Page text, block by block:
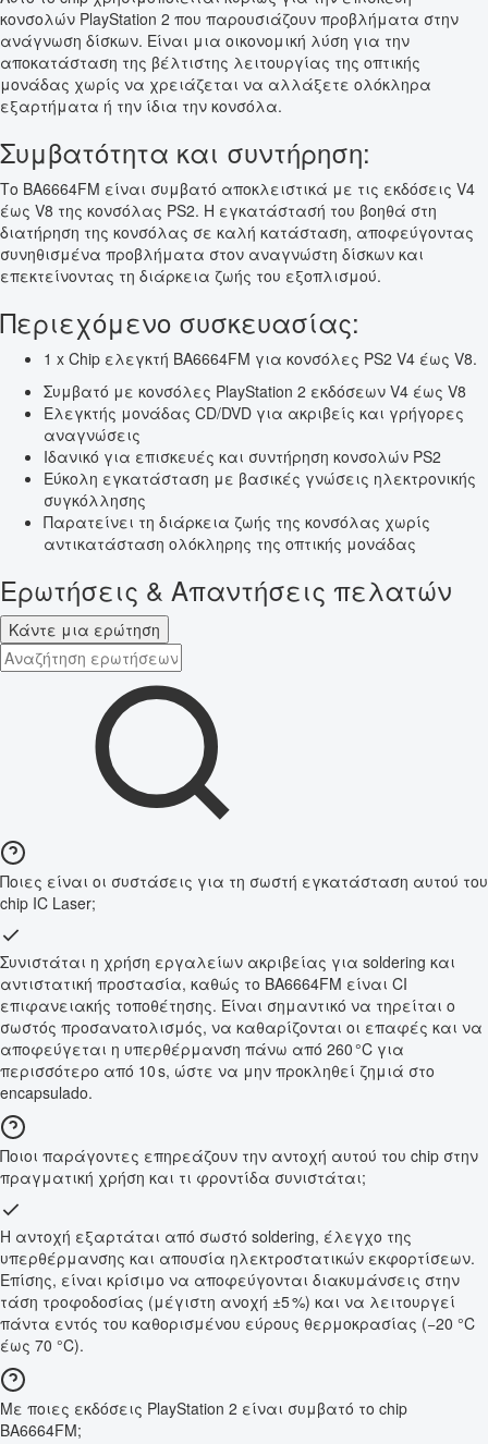
κονσολών PlayStation 2 που παρουσιάζουν προβλήματα στην
ανάγνωση δίσκων. Είναι μια οικονομική λύση για την
αποκατάσταση της βέλτιστης λειτουργίας της οπτικής
μονάδας χωρίς να χρειάζεται να αλλάξετε ολόκληρα
εξαρτήματα ή την ίδια την κονσόλα.
Συμβατότητα και συντήρηση:
Το BA6664FM είναι συμβατό αποκλειστικά με τις εκδόσεις V4
έως V8 της κονσόλας PS2. Η εγκατάστασή του βοηθά στη
διατήρηση της κονσόλας σε καλή κατάσταση, αποφεύγοντας
συνηθισμένα προβλήματα στον αναγνώστη δίσκων και
επεκτείνοντας τη διάρκεια ζωής του εξοπλισμού.
Περιεχόμενο συσκευασίας:
1 x Chip ελεγκτή BA6664FM για κονσόλες PS2 V4 έως V8.
Συμβατό με κονσόλες PlayStation 2 εκδόσεων V4 έως V8
Ελεγκτής μονάδας CD/DVD για ακριβείς και γρήγορες
αναγνώσεις
Ιδανικό για επισκευές και συντήρηση κονσολών PS2
Εύκολη εγκατάσταση με βασικές γνώσεις ηλεκτρονικής
συγκόλλησης
Παρατείνει τη διάρκεια ζωής της κονσόλας χωρίς
αντικατάσταση ολόκληρης της οπτικής μονάδας
Ερωτήσεις & Απαντήσεις πελατών
Κάντε μια ερώτηση
Ποιες είναι οι συστάσεις για τη σωστή εγκατάσταση αυτού του
chip IC Laser;
Συνιστάται η χρήση εργαλείων ακριβείας για soldering και
αντιστατική προστασία, καθώς το BA6664FM είναι CI
επιφανειακής τοποθέτησης. Είναι σημαντικό να τηρείται ο
σωστός προσανατολισμός, να καθαρίζονται οι επαφές και να
αποφεύγεται η υπερθέρμανση πάνω από 260 °C για
περισσότερο από 10 s, ώστε να μην προκληθεί ζημιά στο
encapsulado.
Ποιοι παράγοντες επηρεάζουν την αντοχή αυτού του chip στην
πραγματική χρήση και τι φροντίδα συνιστάται;
Η αντοχή εξαρτάται από σωστό soldering, έλεγχο της
υπερθέρμανσης και απουσία ηλεκτροστατικών εκφορτίσεων.
Επίσης, είναι κρίσιμο να αποφεύγονται διακυμάνσεις στην
τάση τροφοδοσίας (μέγιστη ανοχή ±5 %) και να λειτουργεί
πάντα εντός του καθορισμένου εύρους θερμοκρασίας (−20 °C
έως 70 °C).
Με ποιες εκδόσεις PlayStation 2 είναι συμβατό το chip
BA6664FM;